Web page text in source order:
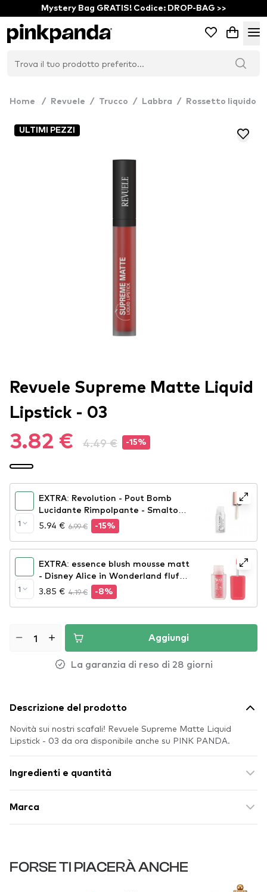
Mystery Bag GRATIS! Codice: DROP-BAG >>
Home / Revuele / Trucco / Labbra / Rossetto liquido
ULTIMI PEZZI
Revuele Supreme Matte Liquid
Lipstick - 03
3.82 € 4.49 € -15%
1
EXTRA: Revolution - Pout Bomb
Lucidante Rimpolpante - Smalto
Pout Bomb Plumping Gloss - Glaze
5.94 € 6.99 € -15%
1
EXTRA: essence blush mousse matt
- Disney Alice in Wonderland fluffy
mousse matte blush 01
3.85 € 4.19 € -8%
Aggiungi
La garanzia di reso di 28 giorni
Descrizione del prodotto
Novità sui nostri scafali! Revuele Supreme Matte Liquid
Lipstick - 03 da ora disponibile anche su PINK PANDA.
Ingredienti e quantità
Marca
FORSE TI PIACERÀ ANCHE